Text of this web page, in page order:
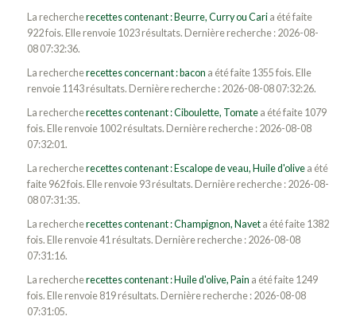
La rechercherecettes contenant : Beurre, Curry ou Caria été faite
922 fois. Elle renvoie 1023 résultats. Dernière recherche : 2026-08-
08 07:32:36.
La rechercherecettes concernant : bacon a été faite 1355 fois. Elle
renvoie 1143 résultats. Dernière recherche : 2026-08-08 07:32:26.
La rechercherecettes contenant : Ciboulette, Tomatea été faite 1079
fois. Elle renvoie 1002 résultats. Dernière recherche : 2026-08-08
07:32:01.
La rechercherecettes contenant : Escalope de veau, Huile d'olivea été
faite 962 fois. Elle renvoie 93 résultats. Dernière recherche : 2026-08-
08 07:31:35.
La rechercherecettes contenant : Champignon, Naveta été faite 1382
fois. Elle renvoie 41 résultats. Dernière recherche : 2026-08-08
07:31:16.
La rechercherecettes contenant : Huile d'olive, Pain a été faite 1249
fois. Elle renvoie 819 résultats. Dernière recherche : 2026-08-08
07:31:05.